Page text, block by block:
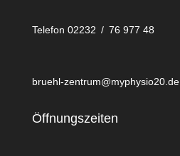
Telefon 02232 / 76 977 48
bruehl-zentrum@myphysio20.de
Öffnungszeiten